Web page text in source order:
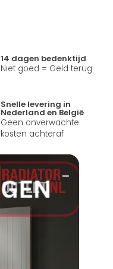
14 dagen bedenktijd
Niet goed = Geld terug
Snelle levering in
Nederland en België
Geen onverwachte
kosten achteraf